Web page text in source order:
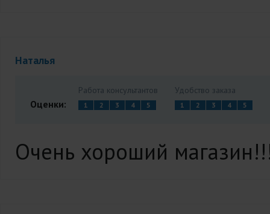
Наталья
Оценки:
Работа консультантов
1 2 3 4 5
Удобство заказа
1 2 3 4 5
Очень хороший